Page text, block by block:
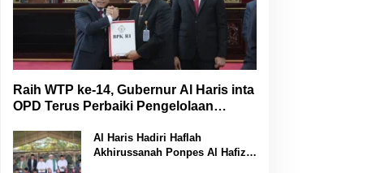
Raih WTP ke-14, Gubernur Al Haris inta
OPD Terus Perbaiki Pengelolaan
Al Haris Hadiri Haflah
Akhirussanah Ponpes Al Hafizh